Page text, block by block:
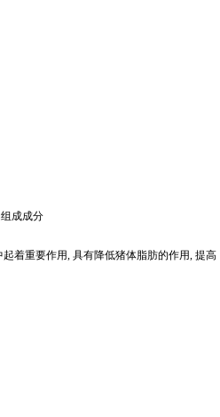
成成分
着重要作用, 具有降低猪体脂肪的作用, 提高